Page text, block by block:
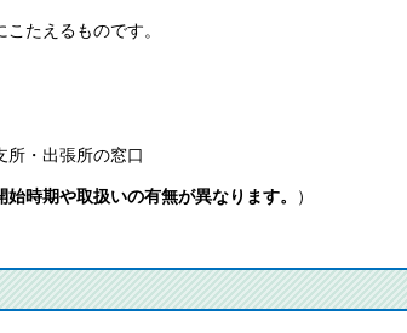
たえるものです。
所・出張所の窓口
時期や取扱いの有無が異なります。 ）